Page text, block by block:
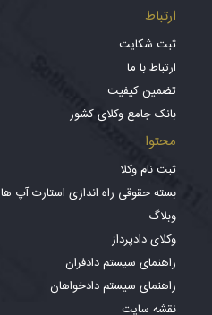
ارتباط
ثبت شکایت
ارتباط با ما
تضمین کیفیت
بانک جامع وکلای کشور
محتوا
ثبت نام وکلا
بسته حقوقی راه اندازی استارت آپ ها
وبلاگ
وکلای دادپرداز
راهنمای سیستم دادفران
راهنمای سیستم دادخواهان
نقشه سایت